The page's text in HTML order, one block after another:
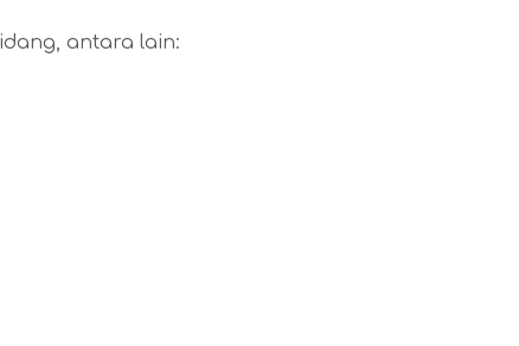
antara lain: